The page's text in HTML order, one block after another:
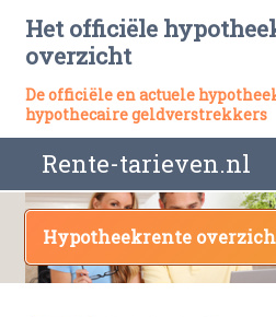
Het officiële
overzicht
De officiële en actuele
hypothecaire geldverstrekkers
Rente-tarieven.nl
Hypotheekrente